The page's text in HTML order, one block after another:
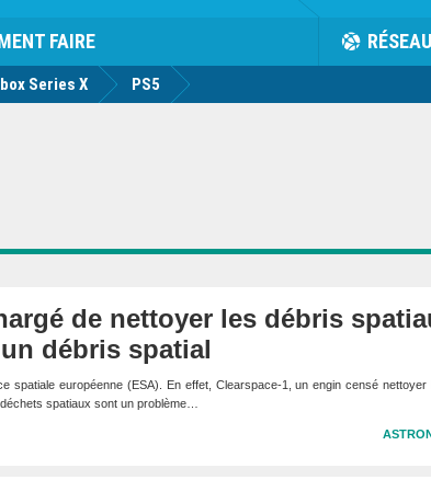
FAIRE RÉSEAU
Series X PS5
de nettoyer les débris
débris spatial
spatiale européenne (ESA). En effet, Clearspace-1, un engin censé nettoyer
spatiaux sont un problème…